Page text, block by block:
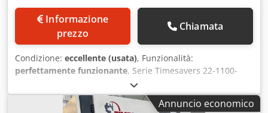
prezzo
Chiamata
Condizione: eccellente (usata), Funzionalità:
perfettamente funzionante, Serie Timesavers 22-1100-
WTBTB La serie 22-1100-WTBTB, con una larghezza di
passaggio di 1100 mm e un'apertura del piano di lavoro di
0,8-100 mm, è ideale per la lavorazione di pezzi tagliati al
Annuncio economico